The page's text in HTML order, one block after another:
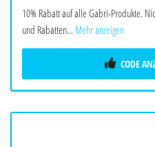
10% Rabatt auf alle Gabri-Produkte.
und Rabatten... Mehr anzeigen
CODE